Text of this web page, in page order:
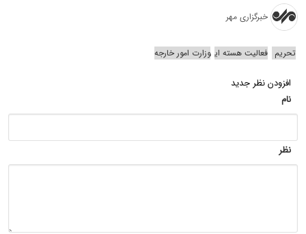
خبرگزاری مهر
تحریم فعالیت هسته ای وزارت امور خارجه
افزودن نظر جدید
نام
نظر